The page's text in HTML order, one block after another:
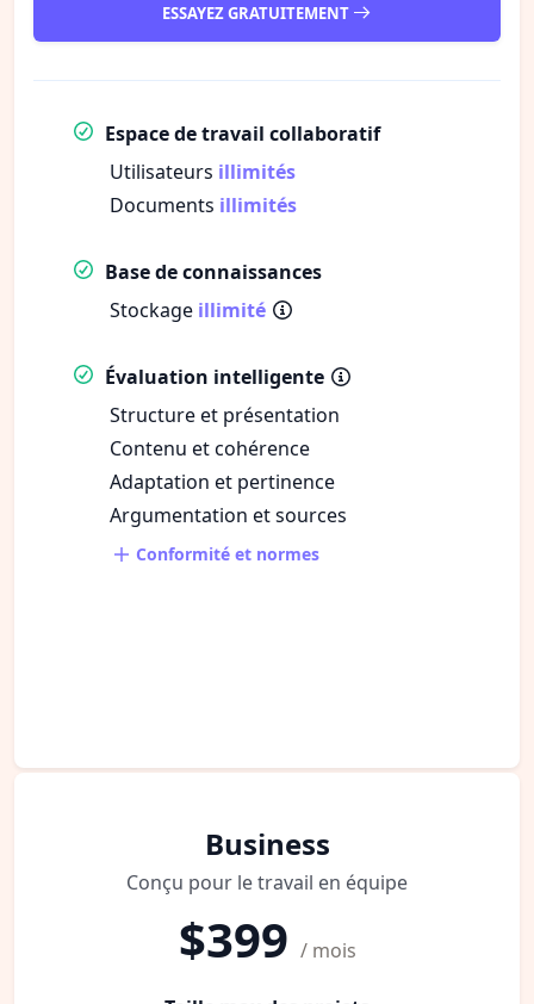
ESSAYEZ GRATUITEMENT
Espace de travail collaboratif
Utilisateurs illimités
Documents illimités
Base de connaissances
Stockage illimité
Évaluation intelligente
Structure et présentation
Contenu et cohérence
Adaptation et pertinence
Argumentation et sources
Conformité et normes
Business
Conçu pour le travail en équipe
$399 / mois